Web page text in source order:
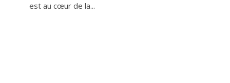
est au cœur de la...